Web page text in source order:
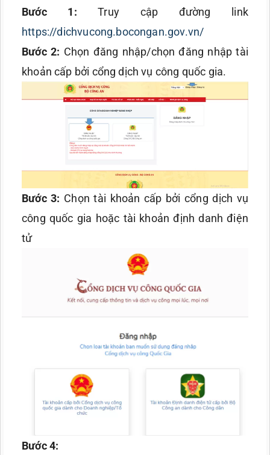
Bước 1: Truy cập đường link
https://dichvucong.bocongan.gov.vn/
Bước 2: Chọn đăng nhập/chọn đăng nhập tài
khoản cấp bởi cổng dịch vụ công quốc gia.
Bước 3: Chọn tài khoản cấp bởi cổng dịch vụ
công quốc gia hoặc tài khoản định danh điện
tử
Bước 4: